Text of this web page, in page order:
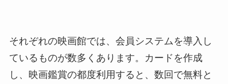
それぞれの映画館では、会員システムを導入し
ているものが数多くあります。カードを作成
し、映画鑑賞の都度利用すると、数回で無料と